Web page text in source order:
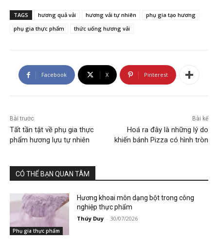
TAGS hương quả vải hương vải tự nhiên
phụ gia tạo hương
phụ gia thực phẩm
thức uống hương vải
Facebook X Pinterest
Bài trước
Tất tần tật về phụ gia thực
phẩm hương lựu tự nhiên
Bài kế
Hoá ra đây là những lý do
khiến bánh Pizza có hình tròn
CÓ THỂ BẠN QUAN TÂM
Phụ gia thực phẩm
Hương khoai môn dạng bột trong công
nghiệp thực phẩm
Thúy Duy - 30/07/2026